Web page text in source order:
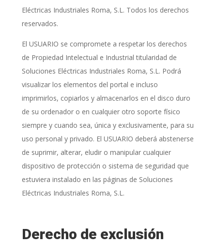
Eléctricas Industriales Roma, S.L. Todos los derechos
reservados.
El USUARIO se compromete a respetar los derechos
de Propiedad Intelectual e Industrial titularidad de
Soluciones Eléctricas Industriales Roma, S.L. Podrá
visualizar los elementos del portal e incluso
imprimirlos, copiarlos y almacenarlos en el disco duro
de su ordenador o en cualquier otro soporte físico
siempre y cuando sea, única y exclusivamente, para su
uso personal y privado. El USUARIO deberá abstenerse
de suprimir, alterar, eludir o manipular cualquier
dispositivo de protección o sistema de seguridad que
estuviera instalado en las páginas de Soluciones
Eléctricas Industriales Roma, S.L.
Derecho de exclusión